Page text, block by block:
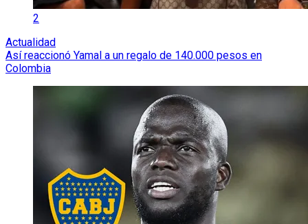
2
Actualidad
Así reaccionó Yamal a un regalo de 140.000 pesos en
Colombia